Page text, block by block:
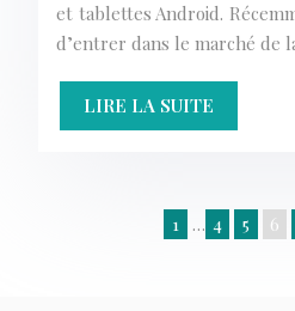
et tablettes Android.
d’entrer dans le marché de
LIRE LA SUITE
1 … 4 5 6